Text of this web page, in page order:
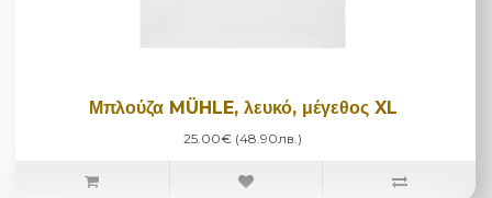
Μπλούζα MÜHLE, λευκό, μέγεθος XL
25.00€ (48.90лв.)